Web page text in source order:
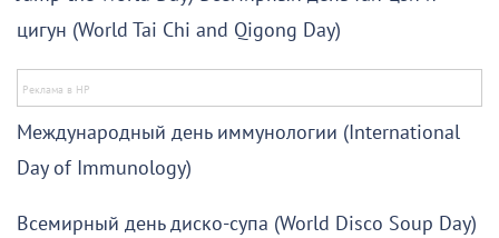
цигун (World Tai Chi and Qigong Day)
Международный день иммунологии (International
Day of Immunology)
Всемирный день диско-супа (World Disco Soup Day)